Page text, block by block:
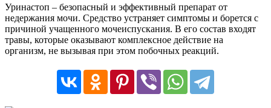
Уринастоп – безопасный и эффективный препарат от
недержания мочи. Средство устраняет симптомы и борется с
причиной учащенного мочеиспускания. В его состав входят
травы, которые оказывают комплексное действие на
организм, не вызывая при этом побочных реакций.